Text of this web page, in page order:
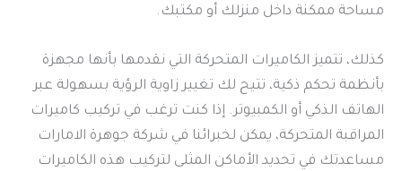
مساحة ممكنة داخل منزلك أو مكتبك.
كذلك، تتميز الكاميرات المتحركة التي نقدمها بأنها مجهزة
بأنظمة تحكم ذكية، تتيح لك تغيير زاوية الرؤية بسهولة عبر
الهاتف الذكي أو الكمبيوتر. إذا كنت ترغب في تركيب كاميرات
المراقبة المتحركة، يمكن لخبرائنا في شركة جوهرة الامارات
مساعدتك في تحديد الأماكن المثلى لتركيب هذه الكاميرات